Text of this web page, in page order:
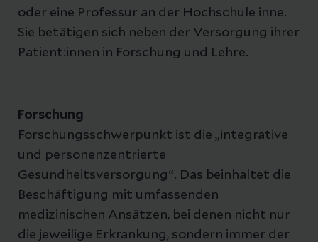
oder eine Professur an der Hochschule inne.
Sie betätigen sich neben der Versorgung ihrer
Patient:innen in Forschung und Lehre.
Forschung
Forschungsschwerpunkt ist die „integrative
und personenzentrierte
Gesundheitsversorgung“. Das beinhaltet die
Beschäftigung mit umfassenden
medizinischen Ansätzen, bei denen nicht nur
die jeweilige Erkrankung, sondern immer der